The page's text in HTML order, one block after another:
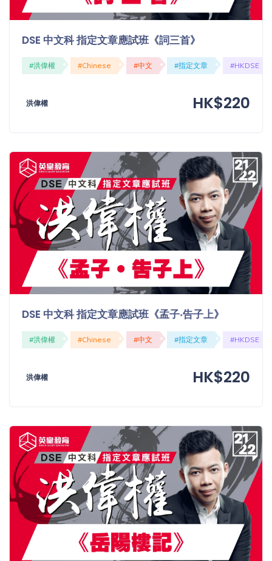
DSE 中文科 指定文章應試班《詞三首》
#洪偉權 #Chinese #中文 #指定文章 #HKDSE
洪偉權 HK$220
DSE 中文科 指定文章應試班《孟子‧告子上》
#洪偉權 #Chinese #中文 #指定文章 #HKDSE
洪偉權 HK$220